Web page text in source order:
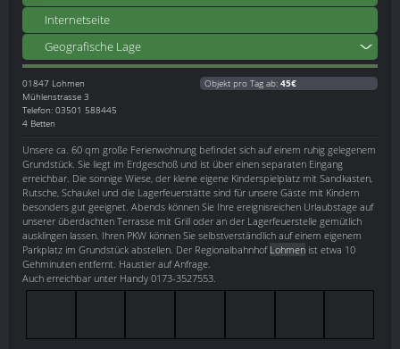
Internetseite
Geografische Lage
01847 Lohmen
Mühlenstrasse 3
Telefon: 03501 588445
4 Betten
Objekt pro Tag ab: 45€
Unsere ca. 60 qm große Ferienwohnung befindet sich auf einem ruhig gelegenem
Grundstück. Sie liegt im Erdgeschoß und ist über einen separaten Eingang
erreichbar. Die sonnige Wiese, der kleine eigene Kinderspielplatz mit Sandkasten,
Rutsche, Schaukel und die Lagerfeuerstätte sind für unsere Gäste mit Kindern
besonders gut geeignet. Abends können Sie Ihre ereignisreichen Urlaubstage auf
unserer überdachten Terrasse mit Grill oder an der Lagerfeuerstelle gemütlich
ausklingen lassen. Ihren PKW können Sie selbstverständlich auf einem eigenem
Parkplatz im Grundstück abstellen. Der Regionalbahnhof Lohmen ist etwa 10
Gehminuten entfernt. Haustier auf Anfrage.
Auch erreichbar unter Handy 0173-3527553.